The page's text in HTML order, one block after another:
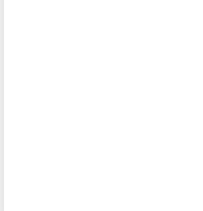
פייג'/
שמורת ברייס, שמורת זאיון,